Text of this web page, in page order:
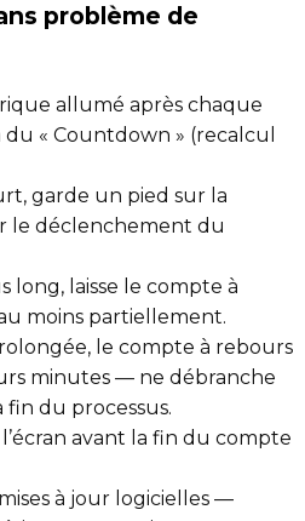
problème de
allumé après chaque
du « Countdown » (recalcul
garde un pied sur la
le déclenchement du
long, laisse le compte à
moins partiellement.
le compte à rebours
minutes — ne débranche
fin du processus.
avant la fin du compte
à jour logicielles —